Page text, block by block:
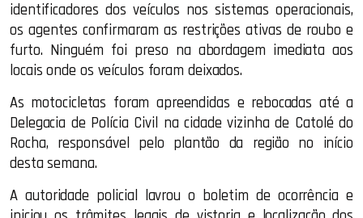
identificadores dos veículos nos sistemas operacionais,
os agentes confirmaram as restrições ativas de roubo e
furto. Ninguém foi preso na abordagem imediata aos
locais onde os veículos foram deixados.
As motocicletas foram apreendidas e rebocadas até a
Delegacia de Polícia Civil na cidade vizinha de Catolé do
Rocha, responsável pelo plantão da região no início
desta semana.
A autoridade policial lavrou o boletim de ocorrência e